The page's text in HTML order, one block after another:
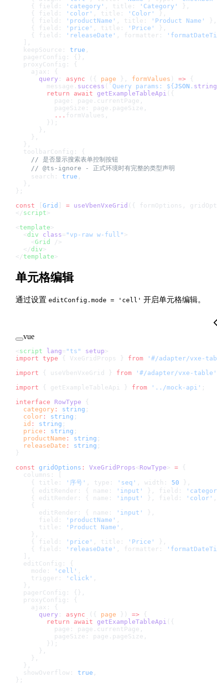
    { field:
'category' , title: 'Category'
},
    { field:
'color' , title: 'Color'
},
    { field:
'productName' , title: 'Product Name'
},
    { field:
'price' , title: 'Price'
},
    { field:
'releaseDate' , formatter:
  ],
  keepSource:
true ,
  pagerConfig: {},
  proxyConfig: {
    ajax: {
      query
: async ({ page }, formValues ) => {
        message.
success ( `Query params: ${ JSON .
        return
await getExampleTableApi ({
          page: page.currentPage,
          pageSize: page.pageSize,
          ...
formValues,
        });
      },
    },
  },
  toolbarConfig: {
    // 是否显示搜索表单控制按钮
    // @ts-ignore - 正式环境时有完整的类型声明
    search:
true ,
  },
};
const
Grid = useVbenVxeGrid ({ formOptions,
</ script >
< template >
  <
div class= "vp-raw w-full" >
    <
Grid
/>
  </
div >
</ template >
单元格编辑
通过设置 editConfig.mode = 'cell' 开启单元格编辑。
vue
< script lang= "ts" setup >
import type { VxeGridProps } from '#/adapter/vxe-
import { useVbenVxeGrid } from '#/adapter/vxe-table'
import { getExampleTableApi } from '../mock-api' ;
interface RowType {
  category
: string ;
  color
: string ;
  id
: string ;
  price
: string ;
  productName
: string ;
  releaseDate
: string ;
}
const gridOptions : VxeGridProps< RowType > = {
  columns: [
    { title:
'序号' , type: 'seq' , width: 50 },
    { editRender: { name:
'input' }, field:
    { editRender: { name:
'input' }, field: 'color'
    {
      editRender: { name:
'input'
},
      field:
'productName' ,
      title:
'Product Name' ,
    },
    { field:
'price' , title: 'Price'
},
    { field:
'releaseDate' , formatter:
  ],
  editConfig: {
    mode:
'cell' ,
    trigger:
'click' ,
  },
  pagerConfig: {},
  proxyConfig: {
    ajax: {
      query
: async ({ page }) => {
        return
await getExampleTableApi ({
          page: page.currentPage,
          pageSize: page.pageSize,
        });
      },
    },
  },
  showOverflow:
true ,
};